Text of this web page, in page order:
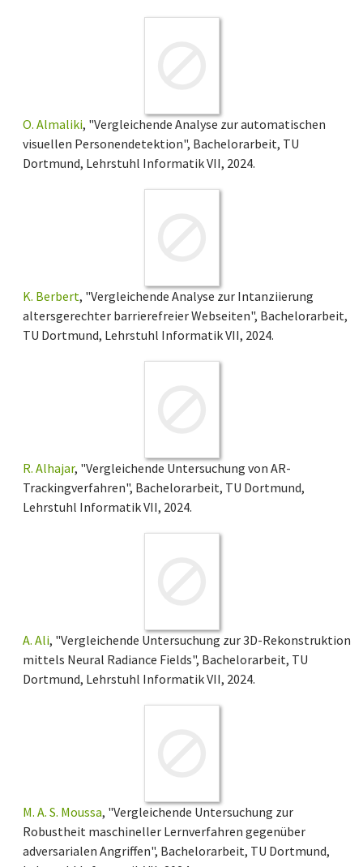
O. Almaliki, "Vergleichende Analyse zur automatischen
visuellen Personendetektion", Bachelorarbeit, TU
Dortmund, Lehrstuhl Informatik VII, 2024.
K. Berbert, "Vergleichende Analyse zur Intanziierung
altersgerechter barrierefreier Webseiten", Bachelorarbeit,
TU Dortmund, Lehrstuhl Informatik VII, 2024.
R. Alhajar, "Vergleichende Untersuchung von AR-
Trackingverfahren", Bachelorarbeit, TU Dortmund,
Lehrstuhl Informatik VII, 2024.
A. Ali, "Vergleichende Untersuchung zur 3D-Rekonstruktion
mittels Neural Radiance Fields", Bachelorarbeit, TU
Dortmund, Lehrstuhl Informatik VII, 2024.
M. A. S. Moussa, "Vergleichende Untersuchung zur
Robustheit maschineller Lernverfahren gegenüber
adversarialen Angriffen", Bachelorarbeit, TU Dortmund,